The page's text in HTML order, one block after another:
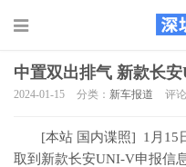
中置双出排气 新款长
2024-01-15 分类： 新车报道 评
[本站 国内谍照] 1月15
取到新款长安UNI-V申报信